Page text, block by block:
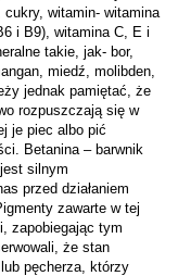
cukry, witamin- witamina
i B9), witamina C, E i
takie, jak- bor,
miedź, molibden,
jednak pamiętać, że
rozpuszczają się w
je piec albo pić
Betanina – barwnik
silnym
przed działaniem
zawarte w tej
zapobiegając tym
że stan
pęcherza, którzy